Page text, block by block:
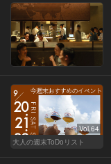
Vol.64
大人の週末ToDoリスト